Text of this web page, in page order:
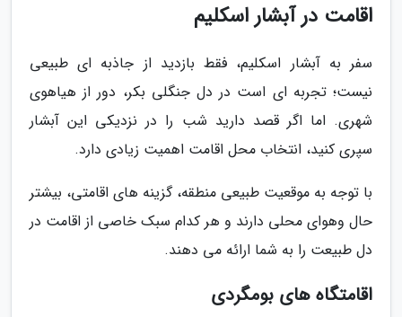
اقامت در آبشار اسکلیم
سفر به آبشار اسکلیم، فقط بازدید از جاذبه ای طبیعی
نیست؛ تجربه ای است در دل جنگلی بکر، دور از هیاهوی
شهری. اما اگر قصد دارید شب را در نزدیکی این آبشار
سپری کنید، انتخاب محل اقامت اهمیت زیادی دارد.
با توجه به موقعیت طبیعی منطقه، گزینه های اقامتی، بیشتر
حال وهوای محلی دارند و هر کدام سبک خاصی از اقامت در
دل طبیعت را به شما ارائه می دهند.
اقامتگاه های بومگردی